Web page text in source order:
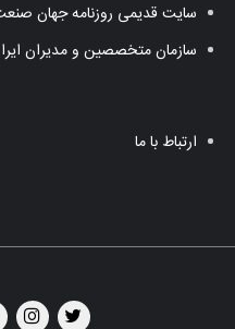
سایت قدیمی روزنامه جهان
سازمان متخصصین و مدیران
ارتباط با ما